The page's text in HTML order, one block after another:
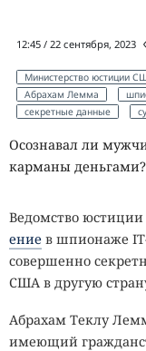
12:45 / 22 сентября, 2023
Министерство юстиции
Абрахам Лемма
секретные данные
Осознавал ли
карманы деньгами?
Ведомство
ение в шпионаже
совершенно
США в другую
Абрахам Теклу
имеющий